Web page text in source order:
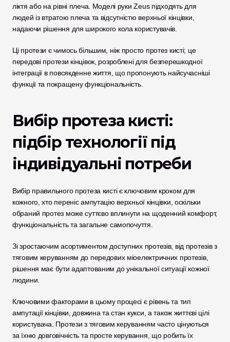
ліктя або на рівні плеча. Моделі руки Zeus підходять для
людей із втратою плеча та відсутністю верхньої кінцівки,
надаючи рішення для широкого кола користувачів.
Ці протези є чимось більшим, ніж просто протез кисті; це
передові протези кінцівок, розроблені для безперешкодної
інтеграції в повсякденне життя, що пропонують найсучасніші
функції та покращену функціональність.
Вибір протеза кисті:
підбір технології під
індивідуальні потреби
Вибір правильного протеза кисті є ключовим кроком для
кожного, хто переніс ампутацію верхньої кінцівки, оскільки
обраний протез може суттєво вплинути на щоденний комфорт,
функціональність та загальне самопочуття.
Зі зростаючим асортиментом доступних протезів, від протезів з
тяговим керуванням до передових міоелектричних протезів,
рішення має бути адаптованим до унікальної ситуації кожної
людини.
Ключовими факторами в цьому процесі є рівень та тип
ампутації кінцівки, довжина та стан кукси, а також життєві цілі
користувача. Протези з тяговим керуванням часто цінуються
за їхню довговічність та просте керування, що робить їх